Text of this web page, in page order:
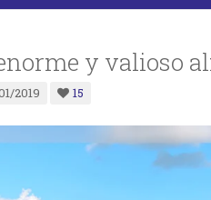
y valioso
2019 15